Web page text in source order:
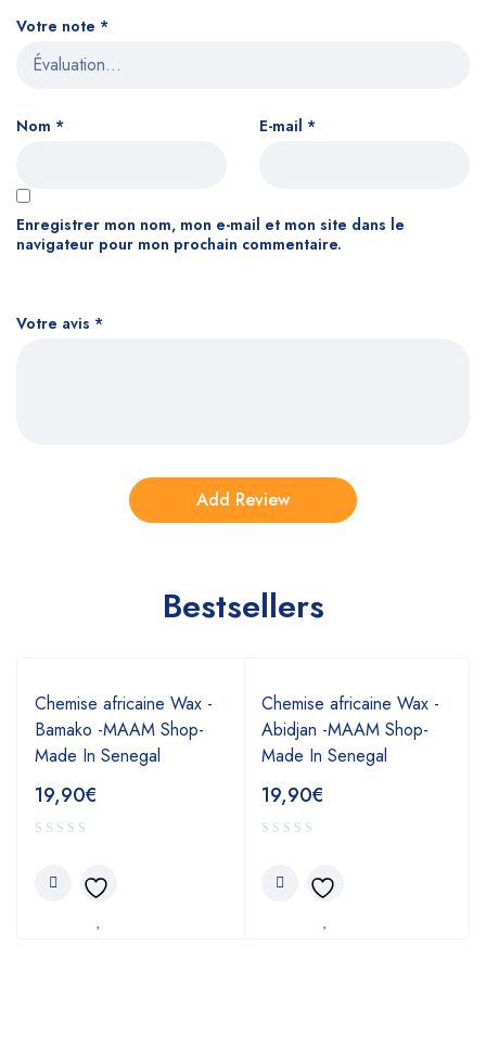
Votre note *
Votre avis *
Nom * E-mail *
Enregistrer mon nom, mon e-mail et mon site dans le
navigateur pour mon prochain commentaire.
Bestsellers
Chemise africaine Wax -
Bamako -MAAM Shop-
Made In Senegal
19,90€
Chemise africaine Wax -
Abidjan -MAAM Shop-
Made In Senegal
19,90€